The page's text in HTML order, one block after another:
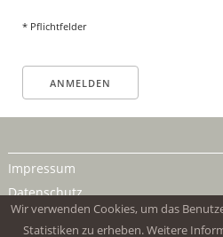
Wir verwenden Cookies, um das
Statistiken zu erheben. Weitere
* Pflichtfelder
Impressum
Datenschutz